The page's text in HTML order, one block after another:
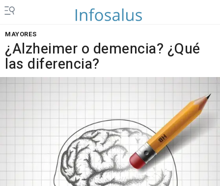
MAYORES
¿Alzheimer o demencia? ¿Qué
las diferencia?